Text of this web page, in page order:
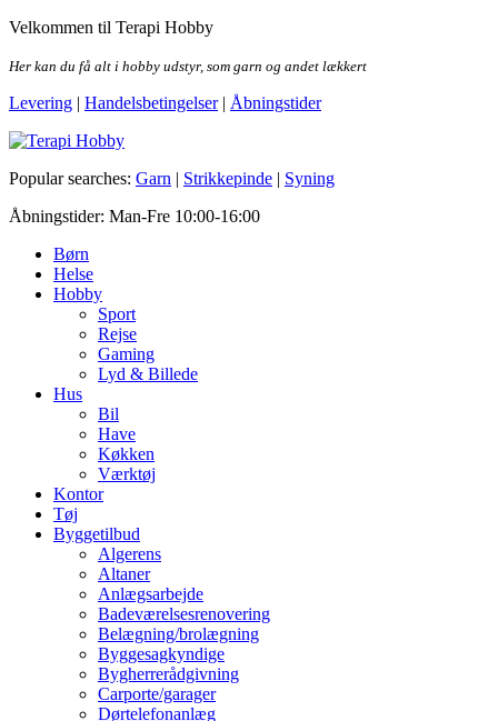
Skip
the
Velkommen til Terapi Hobby
Her kan du få alt i hobby udstyr, som garn og andet lækkert
Levering | Handelsbetingelser| Åbningstider
Terapi Hobby
Popular searches: Garn | Strikkepinde | Syning
Åbningstider: Man-Fre 10:00-16:00
Børn
Helse
Hobby
Sport
Rejse
Gaming
Lyd & Billede
Hus
Bil
Have
Køkken
Værktøj
Kontor
Tøj
Byggetilbud
Algerens
Altaner
Anlægsarbejde
Badeværelsesrenovering
Belægning/brolægning
Byggesagkyndige
Bygherrerådgivning
Carporte/garager
Dørtelefonanlæg